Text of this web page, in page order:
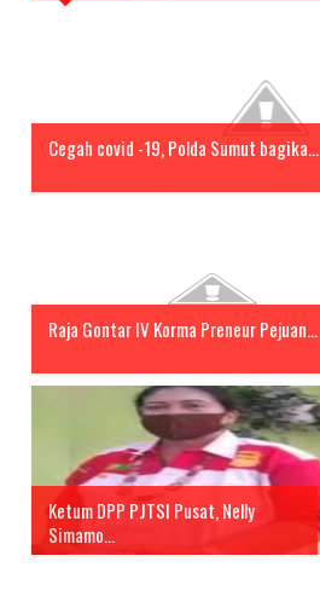
Cegah covid -19, Polda Sumut bagika...
Raja Gontar IV Korma Preneur Pejuan...
Ketum DPP PJTSI Pusat, Nelly
Simamo...